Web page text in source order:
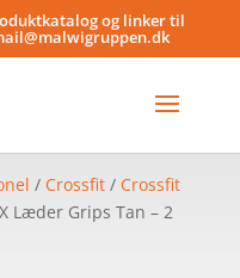
og linker til
/ Crossfit/ Crossfit
Læder Grips Tan – 2